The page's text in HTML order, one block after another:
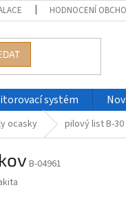
HODNOCENÍ
systém
ocasky pilový list B-
B-04961